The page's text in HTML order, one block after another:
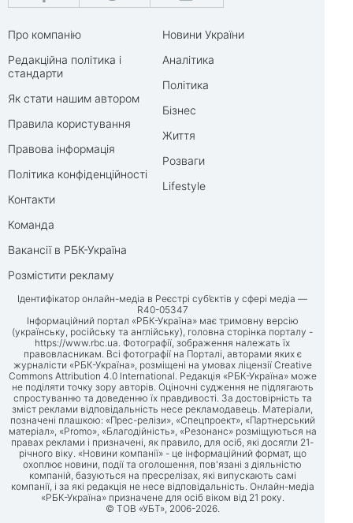
Про компанію
Редакційна політика і
стандарти
Як стати нашим автором
Правила користування
Правова інформація
Політика конфіденційності
Контакти
Команда
Вакансії в РБК-Україна
Розмістити рекламу
Новини України
Аналітика
Політика
Бізнес
Життя
Розваги
Lifestyle
Ідентифікатор онлайн-медіа в Реєстрі суб’єктів у сфері медіа —
R40-05347
Інформаційний портал «РБК-Україна» має тримовну версію
(українську, російську та англійську), головна сторінка порталу -
https://www.rbc.ua. Фотографії, зображення належать їх
правовласникам. Всі фотографії на Порталі, авторами яких є
журналісти «РБК-Україна», розміщені на умовах ліцензії Creative
Commons Attribution 4.0 International. Редакція «РБК-Україна» може
не поділяти точку зору авторів. Оціночні судження не підлягають
спростуванню та доведенню їх правдивості. За достовірність та
зміст реклами відповідальність несе рекламодавець. Матеріали,
позначені плашкою: «Прес-релізи», «Спецпроект», «Партнерський
матеріал», «Promo», «Благодійність», «Резонанс» розміщуються на
правах реклами і призначені, як правило, для осіб, які досягли 21-
річного віку. «Новини компанії» - це інформаційний формат, що
охоплює новини, події та оголошення, пов'язані з діяльністю
компаній, базуються на пресрелізах, які випускають самі
компанії, і за які редакція не несе відповідальність. Онлайн-медіа
«РБК-Україна» призначене для осіб віком від 21 року.
© ТОВ «УБТ», 2006-2026.